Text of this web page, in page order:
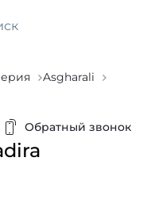
Asgharali
Обратный звонок